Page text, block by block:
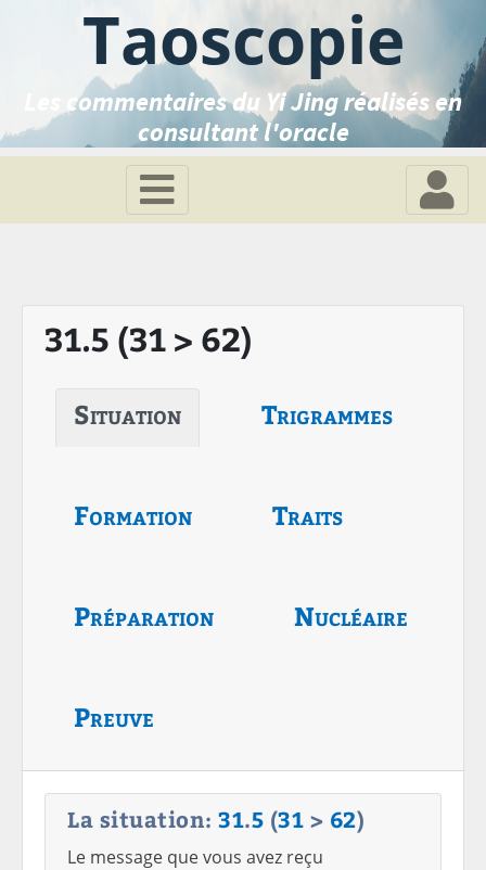
Taoscopie
Les commentaires du Yi Jing réalisés en
consultant l'oracle
31.5 (31 > 62)
Situation Trigrammes
Formation Traits
Préparation Nucléaire
Preuve
La situation: 31.5 (31 > 62)
Le message que vous avez reçu